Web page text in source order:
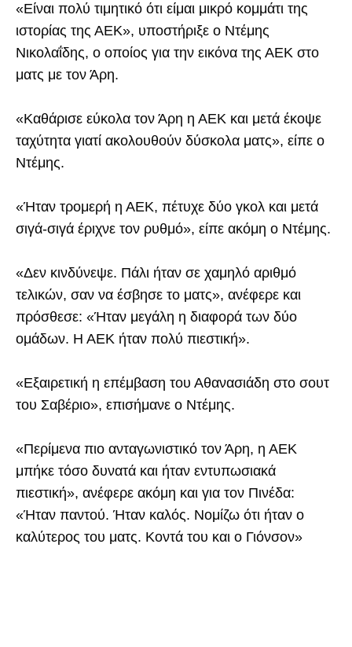
«Είναι πολύ τιμητικό ότι είμαι μικρό κομμάτι της
ιστορίας της ΑΕΚ», υποστήριξε ο Ντέμης
Νικολαΐδης, ο οποίος για την εικόνα της ΑΕΚ στο
ματς με τον Άρη.
«Καθάρισε εύκολα τον Άρη η ΑΕΚ και μετά έκοψε
ταχύτητα γιατί ακολουθούν δύσκολα ματς», είπε ο
Ντέμης.
«Ήταν τρομερή η ΑΕΚ, πέτυχε δύο γκολ και μετά
σιγά-σιγά έριχνε τον ρυθμό», είπε ακόμη ο Ντέμης.
«Δεν κινδύνεψε. Πάλι ήταν σε χαμηλό αριθμό
τελικών, σαν να έσβησε το ματς», ανέφερε και
πρόσθεσε: «Ήταν μεγάλη η διαφορά των δύο
ομάδων. Η ΑΕΚ ήταν πολύ πιεστική».
«Εξαιρετική η επέμβαση του Αθανασιάδη στο σουτ
του Σαβέριο», επισήμανε ο Ντέμης.
«Περίμενα πιο ανταγωνιστικό τον Άρη, η ΑΕΚ
μπήκε τόσο δυνατά και ήταν εντυπωσιακά
πιεστική», ανέφερε ακόμη και για τον Πινέδα:
«Ήταν παντού. Ήταν καλός. Νομίζω ότι ήταν ο
καλύτερος του ματς. Κοντά του και ο Γιόνσον»